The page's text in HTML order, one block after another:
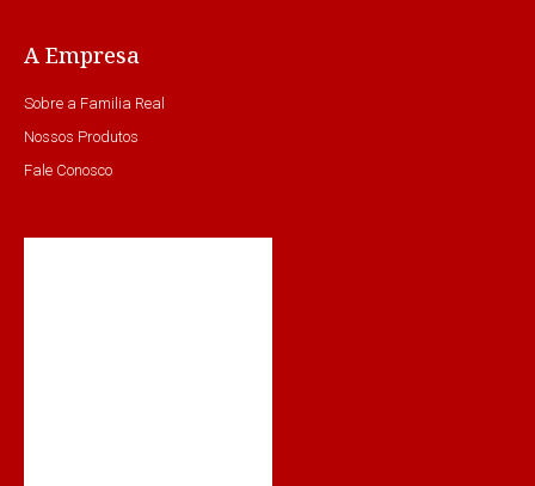
A Empresa
Sobre a Familia Real
Nossos Produtos
Fale Conosco